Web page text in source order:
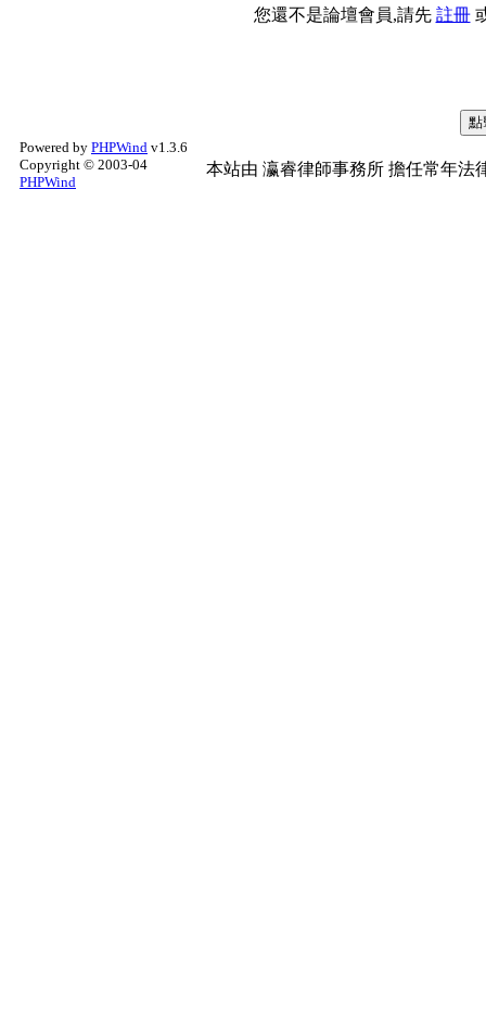
您還不是論壇會員,請先 註冊
Powered by PHPWind v1.3.6
Copyright © 2003-04
PHPWind
本站由 瀛睿律師事務所 擔任常年法